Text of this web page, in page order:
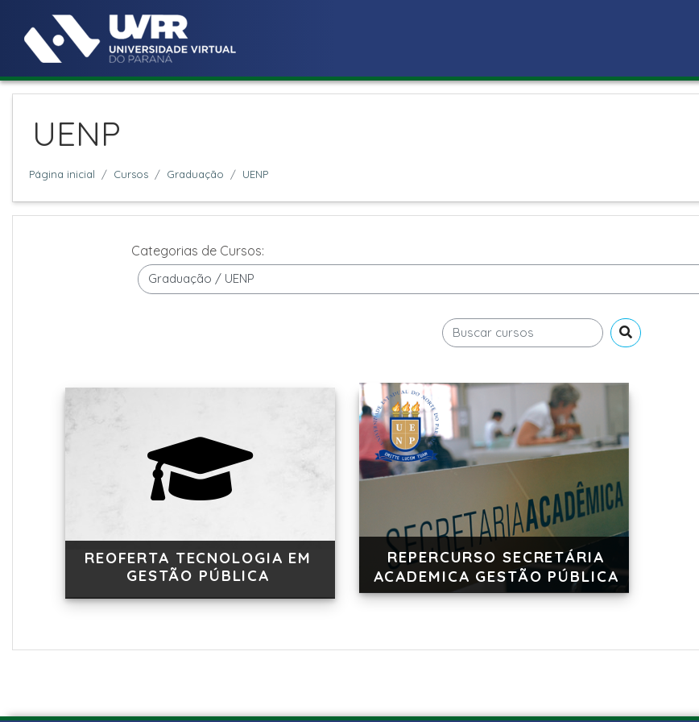
Ir para o conteúdo principal
UENP
Página inicial Cursos Graduação UENP
Categorias de Cursos:
Buscar cursos Buscar cursos
REOFERTA TECNOLOGIA EM
GESTÃO PÚBLICA
REPERCURSO SECRETÁRIA
ACADEMICA GESTÃO PÚBLICA